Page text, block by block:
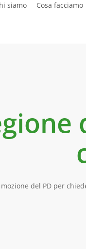
siamo Cosa facciamo
mozione del PD per